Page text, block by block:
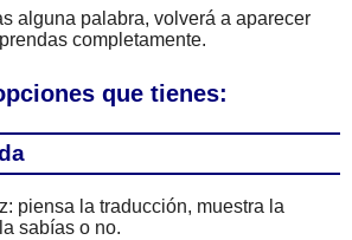
alguna palabra, volverá a aparecer
completamente.
que tienes:
piensa la traducción, muestra la
sabías o no.